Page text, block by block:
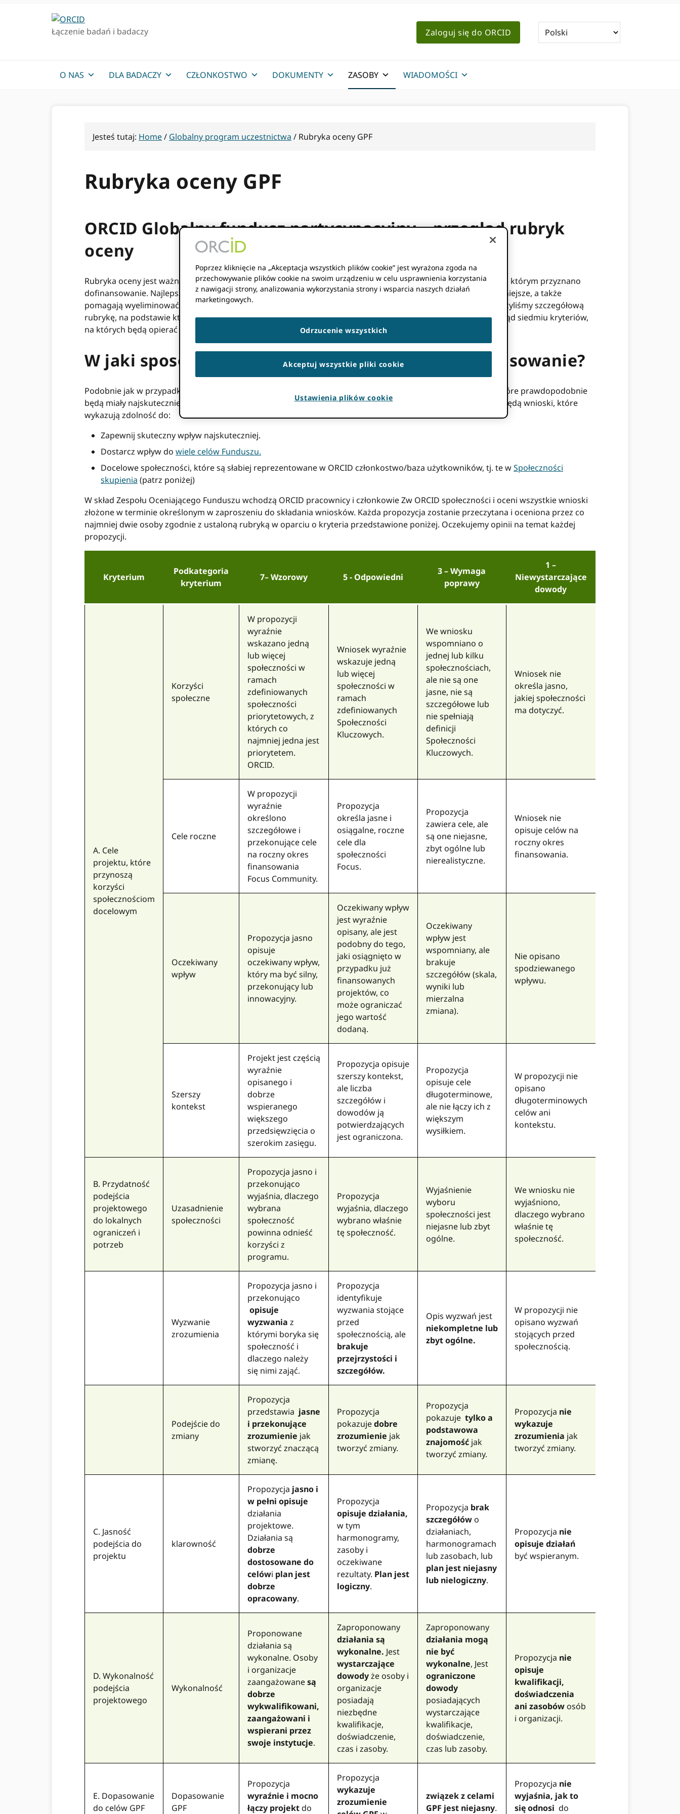
Łączenie badań i badaczy Zaloguj się do ORCID
O NAS DLA BADACZY CZŁONKOSTWO DOKUMENTY ZASOBY WIADOMOŚCI
Jesteś tutaj: Home/ Globalny program uczestnictwa / Rubryka oceny GPF
Rubryka oceny GPF
ORCID Globalny fundusz partycypacyjny – przegląd rubryk
oceny
Rubryka oceny jest ważnym narzędziem zapewniającym spójność i przejrzystość w zakresie wyboru wniosków, którym przyznano
dofinansowanie. Najlepsze rubryki służą określeniu, czym jest doskonałość, jakie cechy we wniosku są najważniejsze, a także
pomagają wyeliminować możliwość stronniczości poprzez uczynienie kryteriów bardziej obiektywnymi. Stworzyliśmy szczegółową
rubrykę, na podstawie której będziemy oceniać wnioski o dofinansowanie. Niniejszy dokument zawiera przegląd siedmiu kryteriów,
na których będą opierać się nasze oceny.
W jaki sposób zostanie oceniony wniosek o dofinansowanie?
Podobnie jak w przypadku każdego programu dotacyjnego, staramy się identyfikować i nagradzać wnioski, które prawdopodobnie
będą miały najskuteczniejszy wpływ na cele Funduszu w najskuteczniejszy sposób. W rezultacie preferowane będą wnioski, które
wykazują zdolność do:
Zapewnij skuteczny wpływ najskuteczniej.
Dostarcz wpływ do wiele celów Funduszu.
Docelowe społeczności, które są słabiej reprezentowane w ORCID członkostwo/baza użytkowników, tj. te wSpołeczności
skupienia (patrz poniżej)
W skład Zespołu Oceniającego Funduszu wchodzą ORCID pracownicy i członkowie Zw ORCID społeczności i oceni wszystkie wnioski
złożone w terminie określonym w zaproszeniu do składania wniosków. Każda propozycja zostanie przeczytana i oceniona przez co
najmniej dwie osoby zgodnie z ustaloną rubryką w oparciu o kryteria przedstawione poniżej. Oczekujemy opinii na temat każdej
propozycji.
Kryterium
Podkategoria
kryterium
7– Wzorowy 5- Odpowiedni
3– Wymaga
poprawy
1 –
Niewystarczające
dowody
A. Cele
projektu, które
przynoszą
korzyści
społecznościom
docelowym
Korzyści
społeczne
W propozycji
wyraźnie
wskazano jedną
lub więcej
społeczności w
ramach
zdefiniowanych
społeczności
priorytetowych, z
których co
najmniej jedna jest
priorytetem.
ORCID.
Wniosek wyraźnie
wskazuje jedną
lub więcej
społeczności w
ramach
zdefiniowanych
Społeczności
Kluczowych.
We wniosku
wspomniano o
jednej lub kilku
społecznościach,
ale nie są one
jasne, nie są
szczegółowe lub
nie spełniają
definicji
Społeczności
Kluczowych.
Wniosek nie
określa jasno,
jakiej społeczności
ma dotyczyć.
Cele roczne
W propozycji
wyraźnie
określono
szczegółowe i
przekonujące cele
na roczny okres
finansowania
Focus Community.
Propozycja
określa jasne i
osiągalne, roczne
cele dla
społeczności
Focus.
Propozycja
zawiera cele, ale
są one niejasne,
zbyt ogólne lub
nierealistyczne.
Wniosek nie
opisuje celów na
roczny okres
finansowania.
Oczekiwany
wpływ
Propozycja jasno
opisuje
oczekiwany wpływ,
który ma być silny,
przekonujący lub
innowacyjny.
Oczekiwany wpływ
jest wyraźnie
opisany, ale jest
podobny do tego,
jaki osiągnięto w
przypadku już
finansowanych
projektów, co
może ograniczać
jego wartość
dodaną.
Oczekiwany
wpływ jest
wspomniany, ale
brakuje
szczegółów (skala,
wyniki lub
mierzalna
zmiana).
Nie opisano
spodziewanego
wpływu.
Szerszy
kontekst
Projekt jest częścią
wyraźnie
opisanego i
dobrze
wspieranego
większego
przedsięwzięcia o
szerokim zasięgu.
Propozycja opisuje
szerszy kontekst,
ale liczba
szczegółów i
dowodów ją
potwierdzających
jest ograniczona.
Propozycja
opisuje cele
długoterminowe,
ale nie łączy ich z
większym
wysiłkiem.
W propozycji nie
opisano
długoterminowych
celów ani
kontekstu.
B. Przydatność
podejścia
projektowego
do lokalnych
ograniczeń i
potrzeb
Uzasadnienie
społeczności
Propozycja jasno i
przekonująco
wyjaśnia, dlaczego
wybrana
społeczność
powinna odnieść
korzyści z
programu.
Propozycja
wyjaśnia, dlaczego
wybrano właśnie
tę społeczność.
Wyjaśnienie
wyboru
społeczności jest
niejasne lub zbyt
ogólne.
We wniosku nie
wyjaśniono,
dlaczego wybrano
właśnie tę
społeczność.
Wyzwanie
zrozumienia
Propozycja jasno i
przekonująco
opisuje
wyzwania z
którymi boryka się
społeczność i
dlaczego należy
się nimi zająć.
Propozycja
identyfikuje
wyzwania stojące
przed
społecznością, ale
brakuje
przejrzystości i
szczegółów.
Opis wyzwań jest
niekompletne lub
zbyt ogólne.
W propozycji nie
opisano wyzwań
stojących przed
społecznością.
Podejście do
zmiany
Propozycja
przedstawia jasne
i przekonujące
zrozumienie jak
stworzyć znaczącą
zmianę.
Propozycja
pokazujedobre
zrozumienie jak
tworzyć zmiany.
Propozycja
pokazuje tylko a
podstawowa
znajomość jak
tworzyć zmiany.
Propozycja nie
wykazuje
zrozumienia jak
tworzyć zmiany.
C. Jasność
podejścia do
projektu
klarowność
Propozycja jasno i
w pełni opisuje
działania
projektowe.
Działania są
dobrze
dostosowane do
celówi plan jest
dobrze
opracowany.
Propozycja
opisuje działania,
w tym
harmonogramy,
zasoby i
oczekiwane
rezultaty. Plan jest
logiczny.
Propozycja brak
szczegółów o
działaniach,
harmonogramach
lub zasobach, lub
plan jest niejasny
lub nielogiczny.
Propozycja nie
opisuje działań
być wspieranym.
D. Wykonalność
podejścia
projektowego
Wykonalność
Proponowane
działania są
wykonalne. Osoby
i organizacje
zaangażowanesą
dobrze
wykwalifikowani,
zaangażowani i
wspierani przez
swoje instytucje.
Zaproponowany
działania są
wykonalne. Jest
wystarczające
dowodyże osoby i
organizacje
posiadają
niezbędne
kwalifikacje,
doświadczenie,
czas i zasoby.
Zaproponowany
działania mogą
nie być
wykonalne, Jest
ograniczone
dowody
posiadających
wystarczające
kwalifikacje,
doświadczenie,
czas lub zasoby.
Propozycja nie
opisuje
kwalifikacji,
doświadczenia
ani zasobów osób
i organizacji.
E. Dopasowanie
do celów GPF
Dopasowanie
GPF
Propozycja
wyraźnie i mocno
łączy projektdo
Propozycja
wykazuje
zrozumienie
związek z celami
GPF jest niejasny.
Propozycja nie
wyjaśnia, jak to
się odnosi do
Poprzez kliknięcie na „Akceptacja wszystkich plików cookie” jest wyrażona zgoda na
przechowywanie plików cookie na swoim urządzeniu w celu usprawnienia korzystania
z nawigacji strony, analizowania wykorzystania strony i wsparcia naszych działań
marketingowych.
Odrzucenie wszystkich
Akceptuj wszystkie pliki cookie
Ustawienia plików cookie